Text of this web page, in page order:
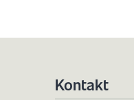
Kontakt